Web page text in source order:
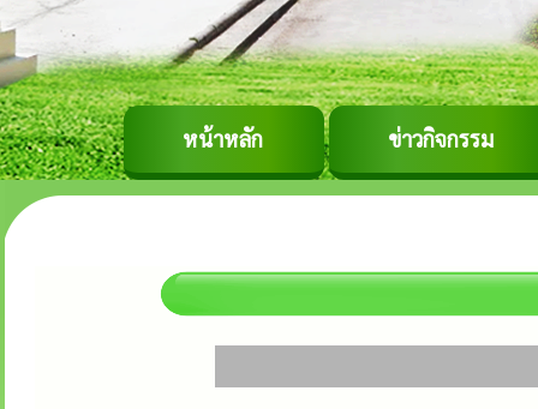
หน้าหลัก ข่าวกิจกรรม